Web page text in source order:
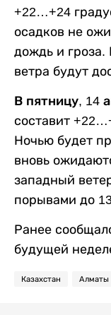
+22…+24
осадков не
дождь и гроза.
ветра будут
В пятницу, 14
составит
Ночью будет
вновь
западный
порывами до
Ранее
будущей
Казахстан Алматы